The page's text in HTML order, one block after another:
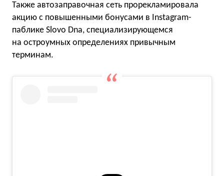
Также автозаправочная сеть прорекламировала
акцию с повышенными бонусами в Instagram-
паблике Slovo Dna, специализирующемся
на остроумных определениях привычным
терминам.